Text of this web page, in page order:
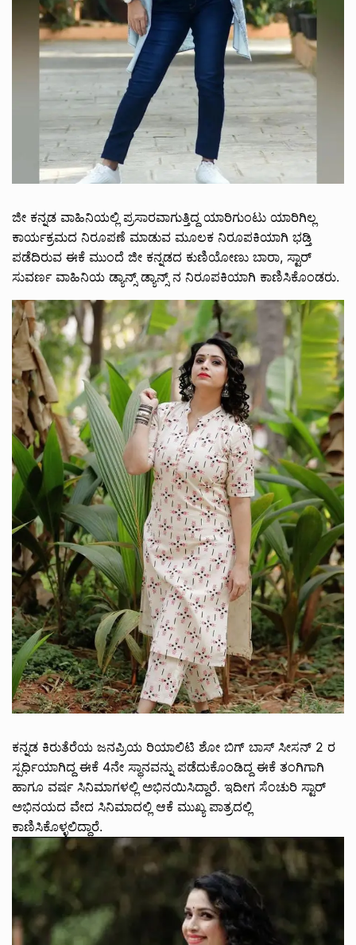
ಜೀ ಕನ್ನಡ ವಾಹಿನಿಯಲ್ಲಿ ಪ್ರಸಾರವಾಗುತ್ತಿದ್ದ ಯಾರಿಗುಂಟು ಯಾರಿಗಿಲ್ಲ
ಕಾರ್ಯಕ್ರಮದ ನಿರೂಪಣೆ ಮಾಡುವ ಮೂಲಕ ನಿರೂಪಕಿಯಾಗಿ ಭಡ್ತಿ
ಪಡೆದಿರುವ ಈಕೆ ಮುಂದೆ ಜೀ ಕನ್ನಡದ ಕುಣಿಯೋಣು ಬಾರಾ, ಸ್ಟಾರ್
ಸುವರ್ಣ ವಾಹಿನಿಯ ಡ್ಯಾನ್ಸ್ ಡ್ಯಾನ್ಸ್ ನ ನಿರೂಪಕಿಯಾಗಿ ಕಾಣಿಸಿಕೊಂಡರು.
ಕನ್ನಡ ಕಿರುತೆರೆಯ ಜನಪ್ರಿಯ ರಿಯಾಲಿಟಿ ಶೋ ಬಿಗ್ ಬಾಸ್ ಸೀಸನ್ 2 ರ
ಸ್ಪರ್ಧಿಯಾಗಿದ್ದ ಈಕೆ 4ನೇ ಸ್ಥಾನವನ್ನು ಪಡೆದುಕೊಂಡಿದ್ದ ಈಕೆ ತಂಗಿಗಾಗಿ
ಹಾಗೂ ವರ್ಷ ಸಿನಿಮಾಗಳಲ್ಲಿ ಅಭಿನಯಿಸಿದ್ದಾರೆ. ಇದೀಗ ಸೆಂಚುರಿ ಸ್ಟಾರ್
ಅಭಿನಯದ ವೇದ ಸಿನಿಮಾದಲ್ಲಿ ಆಕೆ ಮುಖ್ಯ ಪಾತ್ರದಲ್ಲಿ
ಕಾಣಿಸಿಕೊಳ್ಳಲಿದ್ದಾರೆ.